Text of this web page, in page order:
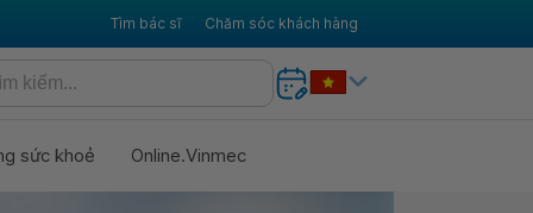
Tìm bác sĩ Chăm sóc khách hàng
sức khoẻ Online.Vinmec